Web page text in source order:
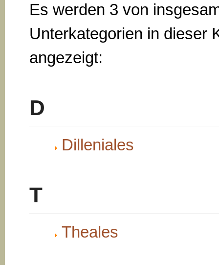
Es werden 3 von
Unterkategorien in dieser
angezeigt:
D
Dilleniales
T
Theales